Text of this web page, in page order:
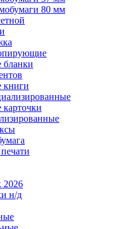
80 мм
бланки
книги
карточки
2026
н/д